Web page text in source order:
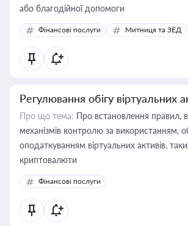
або благодійної допомоги
Фінансові послуги Митниця та ЗЕД
Регулювання обігу віртуальних
Про що тема: Про встановлення правил,
механізмів контролю за використанням,
оподаткуванням віртуальних активів,
криптовалюти
Фінансові послуги